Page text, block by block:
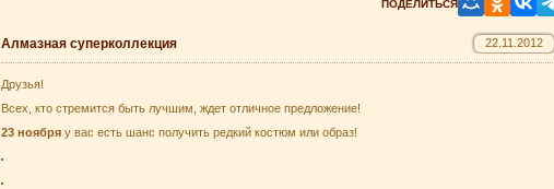
Алмазная суперколлекция 22.11.2012
Друзья!
Всех, кто стремится быть лучшим, ждет отличное предложение!
23 ноября у вас есть шанс получить редкий костюм или образ!